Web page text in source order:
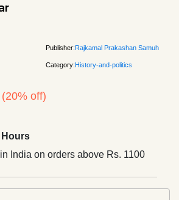
Publisher:Rajkamal Prakashan Samuh
Category:History-and-politics
(20% off)
Hours
in India on orders above Rs. 1100